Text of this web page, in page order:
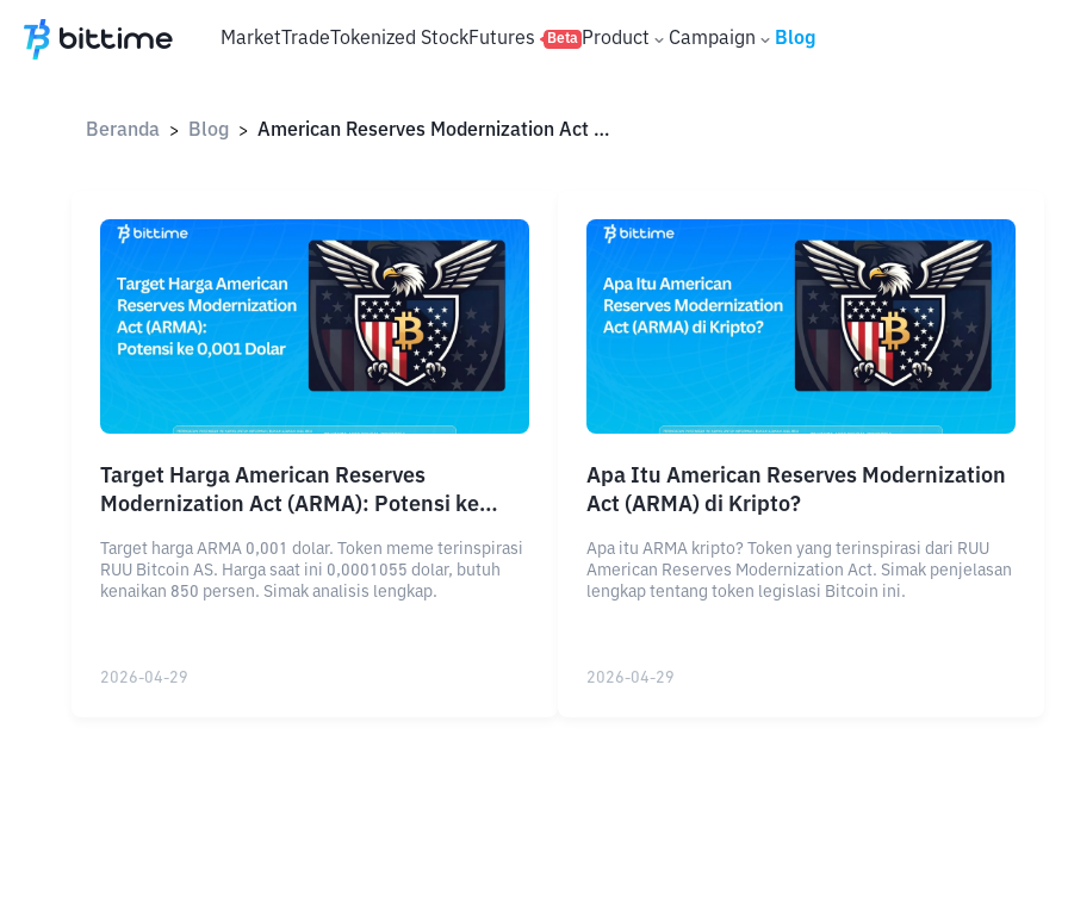
MarketTradeTokenized StockFutures Beta Product Campaign Blog
Beranda > Blog > American Reserves Modernization Act (ARMA)
Target Harga American Reserves
Modernization Act (ARMA): Potensi ke
Target harga ARMA 0,001 dolar. Token meme terinspirasi
RUU Bitcoin AS. Harga saat ini 0,0001055 dolar, butuh
kenaikan 850 persen. Simak analisis lengkap.
2026-04-29
Apa Itu American Reserves Modernization
Act (ARMA) di Kripto?
Apa itu ARMA kripto? Token yang terinspirasi dari RUU
American Reserves Modernization Act. Simak penjelasan
lengkap tentang token legislasi Bitcoin ini.
2026-04-29